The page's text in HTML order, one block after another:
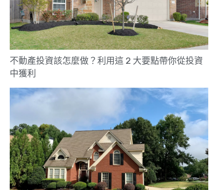
不動產投資該怎麼做？利用這 2 大要點帶你從投資
中獲利